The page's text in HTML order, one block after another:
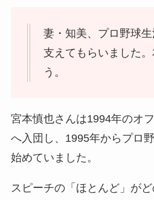
妻・知美、プロ野球
支えてもらいました
う。
宮本慎也さんは1994年のオ
へ入団し、1995年からプロ
始めていました。
スピーチの「ほとんど」が